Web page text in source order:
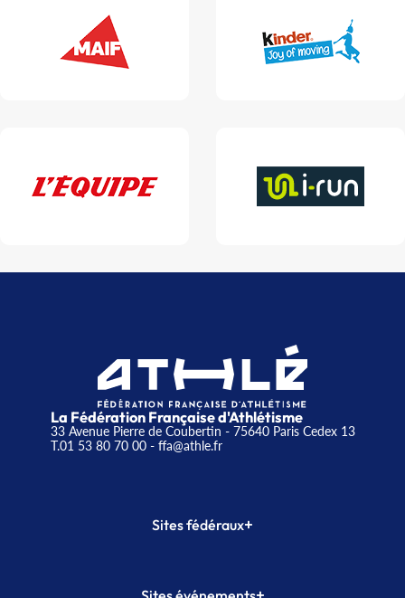
La Fédération Française d'Athlétisme
33 Avenue Pierre de Coubertin - 75640 Paris Cedex 13
T.01 53 80 70 00- ffa@athle.fr
Sites fédéraux+